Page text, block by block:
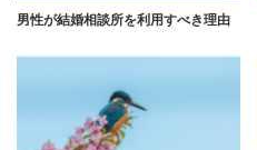
男性が結婚相談所を利用すべき理由